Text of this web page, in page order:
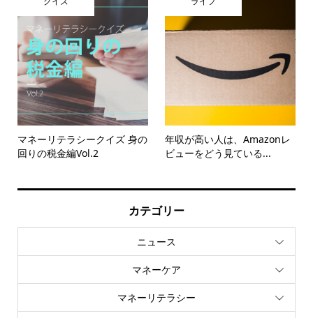
マネーリテラシークイズ 身の
回りの税金編Vol.2
年収が高い人は、Amazonレ
ビューをどう見ている...
カテゴリー
ニュース
マネーケア
マネーリテラシー